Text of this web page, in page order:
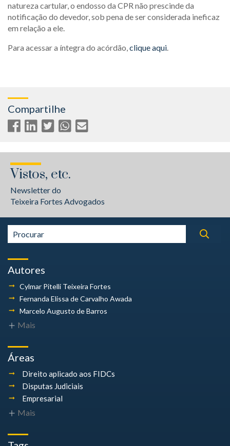
natureza cartular, o endosso da CPR não prescinde da
notificação do devedor, sob pena de ser considerada ineficaz
em relação a ele.
Para acessar a íntegra do acórdão,clique aqui.
Compartilhe
Vistos, etc.
Newsletter do
Teixeira Fortes Advogados
Autores
Cylmar Pitelli Teixeira Fortes
Fernanda Elissa de Carvalho Awada
Marcelo Augusto de Barros
Mais
Áreas
Direito aplicado aos FIDCs
Disputas Judiciais
Empresarial
Mais